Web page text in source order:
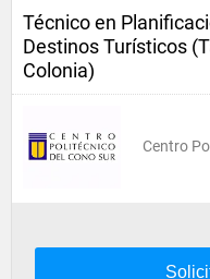
Técnico en
Destinos Turísticos
Colonia)
Centro